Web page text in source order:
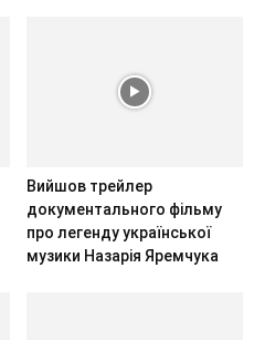
Вийшов трейлер
документального фільму
про легенду української
музики Назарія Яремчука